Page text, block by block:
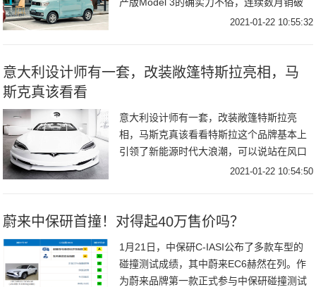
万，进入轿车销量榜前二十，不过与五菱宏
2021-01-22 10:55:32
意大利设计师有一套，改装敞篷特斯拉亮相，马
斯克真该看看
意大利设计师有一套，改装敞篷特斯拉亮
相，马斯克真该看看特斯拉这个品牌基本上
引领了新能源时代大浪潮，可以说站在风口
浪尖，2020年当中特斯拉的股价一路攀升，
2021-01-22 10:54:50
蔚来中保研首撞！对得起40万售价吗？
1月21日，中保研C-IASI公布了多款车型的
碰撞测试成绩，其中蔚来EC6赫然在列。作
为蔚来品牌第一款正式参与中保研碰撞测试